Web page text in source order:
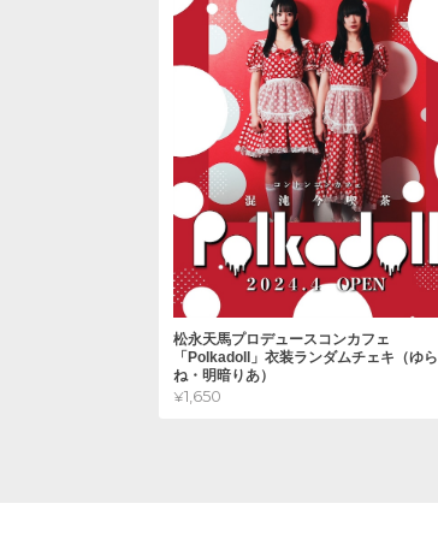
松永天馬プロデュースコンカフェ
「Polkadoll」衣装ランダムチェキ（ゆら
ね・明暗りあ）
¥1,650